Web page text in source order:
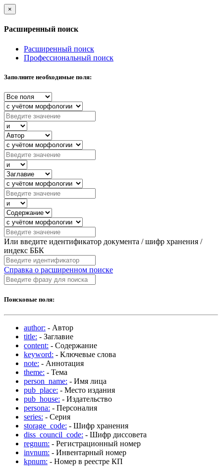
×
Расширенный поиск
Расширенный поиск
Профессиональный поиск
Заполните необходимые поля:
Или введите идентификатор документа / шифр хранения /
индекс ББК
Справка о расширенном поиске
Поисковые поля:
author: - Автор
title: - Заглавие
content: - Содержание
keyword: - Ключевые слова
note: - Аннотация
theme: - Тема
person_name: - Имя лица
pub_place: - Место издания
pub_house: - Издательство
persona: - Персоналия
series: - Серия
storage_code: - Шифр хранения
diss_council_code: - Шифр диссовета
regnum: - Регистрационный номер
invnum: - Инвентарный номер
kpnum: - Номер в реестре КП